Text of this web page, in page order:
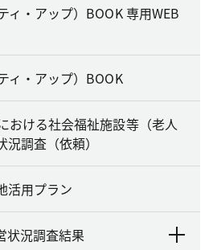
・アップ）BOOK 専用WEB
ィ・アップ）BOOK
おける社会福祉施設等（老人
調査（依頼）
活用プラン
状況調査結果